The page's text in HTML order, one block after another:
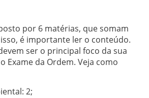
por 6 matérias, que somam
é importante ler o conteúdo.
ser o principal foco da sua
Exame da Ordem. Veja como
2;